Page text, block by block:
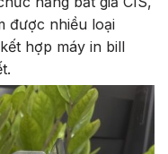
được nhiều loại
hợp máy in bill